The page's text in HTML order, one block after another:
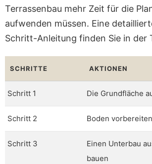
Terrassenbau mehr Zeit für die
aufwenden müssen. Eine
Schritt-Anleitung finden Sie in der
SCHRITTE AKTIONEN
Schritt 1 Die Grundfläche
Schritt 2 Boden
Schritt 3
Einen Unterbau
bauen